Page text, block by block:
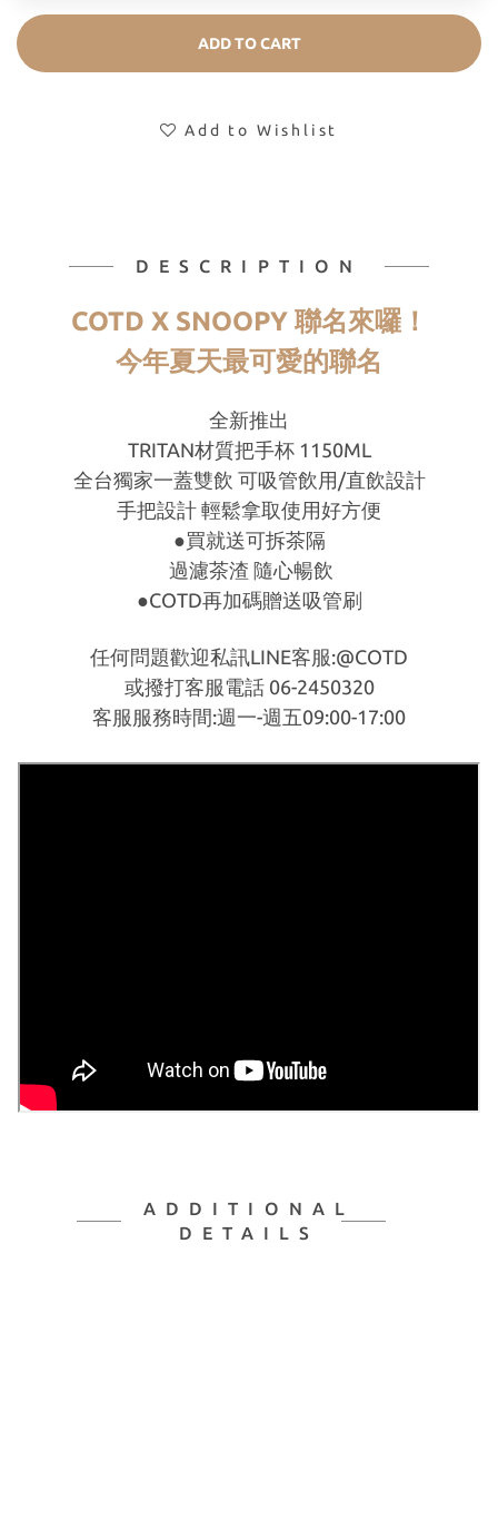
ADD TO CART
Add to Wishlist
DESCRIPTION
COTD X SNOOPY 聯名來囉！
今年夏天最可愛的聯名
全新推出
TRITAN材質把手杯 1150ML
全台獨家一蓋雙飲 可吸管飲用/直飲設計
手把設計 輕鬆拿取使用好方便
●買就送可拆茶隔
過濾茶渣 隨心暢飲
●COTD再加碼贈送吸管刷
任何問題歡迎私訊LINE客服:@COTD
或撥打客服電話 06-2450320
客服服務時間:週一-週五09:00-17:00
ADDITIONAL
DETAILS